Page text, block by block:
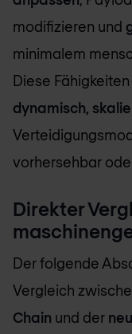
modifizieren und
minimalem
Diese
dynamisch,
vorhersehbar
Direkter
Der folgende
Vergleich
Chain und der